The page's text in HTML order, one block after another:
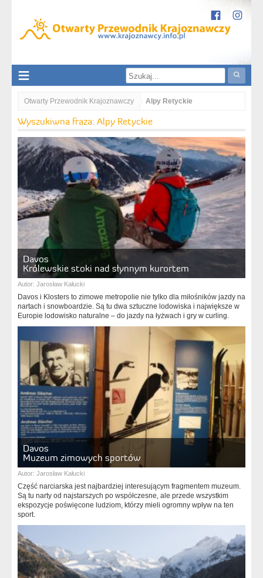
Otwarty Przewodnik Krajoznawczy Alpy Retyckie
Wyszukiwna fraza: Alpy Retyckie
Davos
Królewskie stoki nad słynnym kurortem
Autor: Jarosław Kałucki
Davos i Klosters to zimowe metropolie nie tylko dla miłośników jazdy na
nartach i snowboardzie. Są tu dwa sztuczne lodowiska i największe w
Europie lodowisko naturalne – do jazdy na łyżwach i gry w curling.
Davos
Muzeum zimowych sportów
Autor: Jarosław Kałucki
Część narciarska jest najbardziej interesującym fragmentem muzeum.
Są tu narty od najstarszych po współczesne, ale przede wszystkim
ekspozycje poświęcone ludziom, którzy mieli ogromny wpływ na ten
sport.